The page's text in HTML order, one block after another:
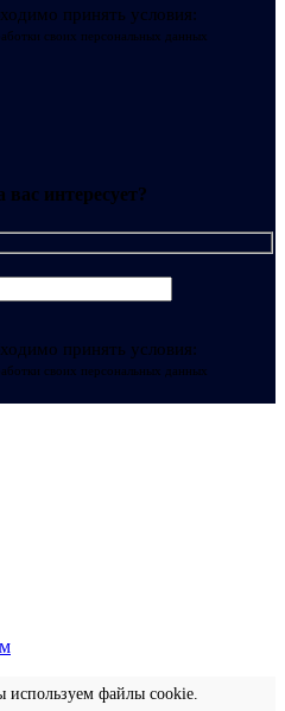
принять условия:
своих персональных данных
вас интересует?
принять условия:
своих персональных данных
используем файлы cookie.